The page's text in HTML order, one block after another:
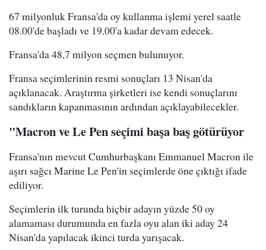
67 milyonluk Fransa'da oy kullanma işlemi yerel saatle
08.00'de başladı ve 19.00'a kadar devam edecek.
Fransa'da 48,7 milyon seçmen bulunuyor.
Fransa seçimlerinin resmi sonuçları 13 Nisan'da
açıklanacak. Araştırma şirketleri ise kendi sonuçlarını
sandıkların kapanmasının ardından açıklayabilecekler.
"Macron ve Le Pen seçimi başa baş götürüyor
Fransa'nın mevcut Cumhurbaşkanı Emmanuel Macron ile
aşırı sağcı Marine Le Pen'in seçimlerde öne çıktığı ifade
ediliyor.
Seçimlerin ilk turunda hiçbir adayın yüzde 50 oy
alamaması durumunda en fazla oyu alan iki aday 24
Nisan'da yapılacak ikinci turda yarışacak.